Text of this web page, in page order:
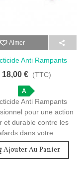
Aimer
Anti Rampants
- 12 Sachets
Pour Votre Maison
18,00 € (TTC)
A
Anti Rampants
pour une action
et durable contre les
dans votre...
Ajouter Au Panier